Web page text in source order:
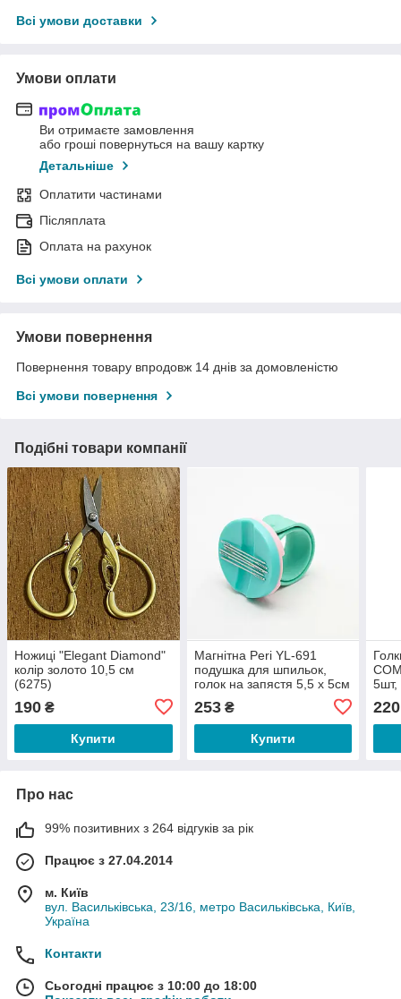
Всі умови доставки
Умови оплати
Ви отримаєте замовлення
або гроші повернуться на вашу картку
Детальніше
Оплатити частинами
Післяплата
Оплата на рахунок
Всі умови оплати
Умови повернення
Повернення товару впродовж 14 днів за домовленістю
Всі умови повернення
Подібні товари компанії
Ножиці "Elegant Diamond"
колір золото 10,5 см
(6275)
190 ₴
Купити
Магнітна Peri YL-691
подушка для шпильок,
голок на запястя 5,5 х 5см
253₴
Купити
5шт,
для
220
Про нас
99% позитивних з 264 відгуків за рік
Працює з 27.04.2014
м. Київ
вул. Васильківська, 23/16, метро Васильківська, Київ,
Україна
Контакти
Сьогодні працює з 10:00 до 18:00